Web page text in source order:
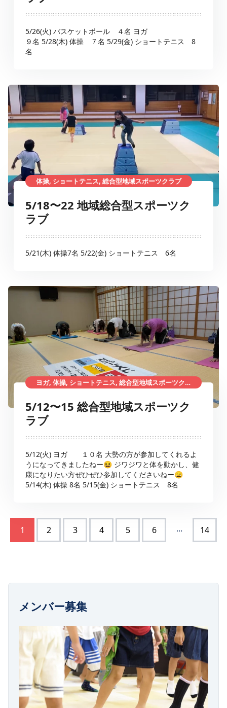
5/26(火) バスケットボール ４名 ヨガ
９名 5/28(木) 体操 ７名 5/29(金) ショートテニス 8
名
体操, ショートテニス, 総合型地域スポーツクラブ
5/18〜22 地域総合型スポーツク
ラブ
5/21(木) 体操7名 5/22(金) ショートテニス 6名
ヨガ, 体操, ショートテニス, 総合型地域スポーツクラブ
5/12〜15 総合型地域スポーツク
ラブ
5/12(火) ヨガ １０名 大勢の方が参加してくれるよ
うになってきましたねー😆 ジワジワと体を動かし、健
康になりたい方ぜひぜひ参加してくださいねー😄
5/14(木) 体操 8名 5/15(金) ショートテニス 8名
1 2 3 4 5 6 ... 14
メンバー募集